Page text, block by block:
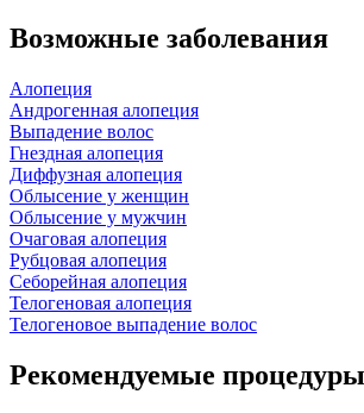
Возможные заболевания
Алопеция
Андрогенная алопеция
Выпадение волос
Гнездная алопеция
Диффузная алопеция
Облысение у женщин
Облысение у мужчин
Очаговая алопеция
Рубцовая алопеция
Себорейная алопеция
Телогеновая алопеция
Телогеновое выпадение волос
Рекомендуемые процедуры